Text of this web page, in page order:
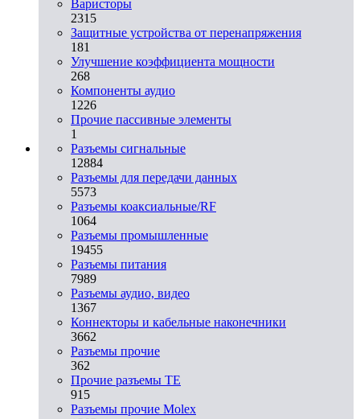
Варисторы
2315
Защитные устройства от перенапряжения
181
Улучшение коэффициента мощности
268
Компоненты аудио
1226
Прочие пассивные элементы
1
Разъeмы сигнальные
12884
Разъeмы для передачи данных
5573
Разъeмы коаксиальные/RF
1064
Разъeмы промышленные
19455
Разъeмы питания
7989
Разъeмы аудио, видео
1367
Коннекторы и кабельные наконечники
3662
Разъeмы прочие
362
Прочие разъемы TE
915
Разъемы прочие Molex